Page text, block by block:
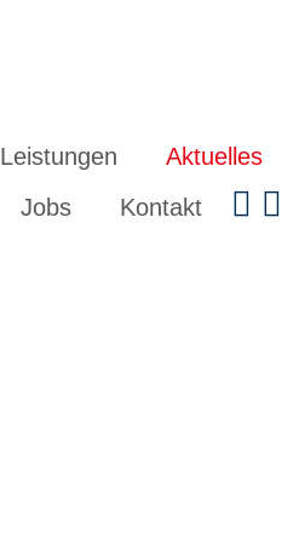
Leistungen
Aktuelles
Jobs
Kontakt